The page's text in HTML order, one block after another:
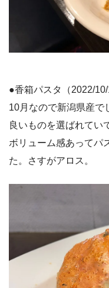
●香箱パスタ（2022/10/
10月なので新潟県産で
良いものを選ばれてい
ボリューム感あってパ
た。さすがアロス。